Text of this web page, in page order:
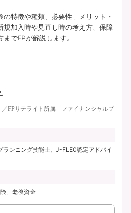
の特徴や種類、必要性、メリット・
規加入時や見直し時の考え方、保障
でFPが解説します。
／FPサテライト所属 ファイナンシャルプ
ランニング技能士、J-FLEC認定アドバイ
、老後資金